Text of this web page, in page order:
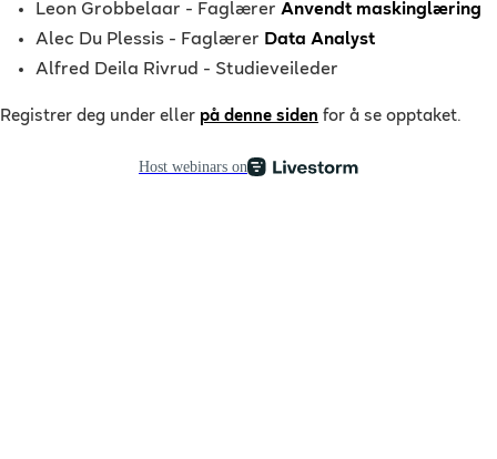
Leon Grobbelaar - Faglærer Anvendt maskinglæring
Alec Du Plessis - Faglærer Data Analyst
Alfred Deila Rivrud - Studieveileder
Registrer deg under eller på denne siden for å se opptaket.